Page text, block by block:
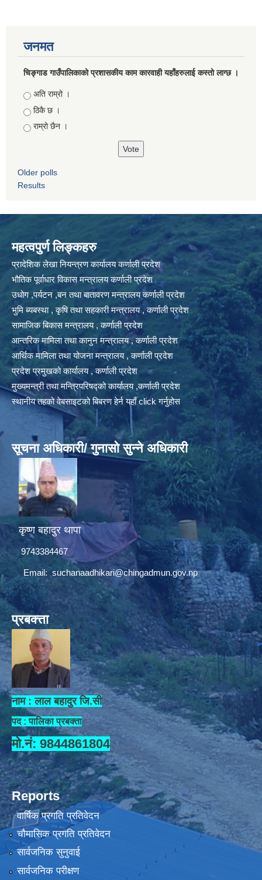
जनमत
चिङ्गाड गाउँपालिकाको प्रशासकीय काम कारवाही यहाँहरुलाई कस्तो लाग्छ ।
Choices
अति राम्रो ।
ठिकै छ ।
राम्रो छैन ।
Older polls
Results
महत्वपुर्ण लिङ्कहरु
प्रादेशिक लेखा नियन्त्रण कार्यालय कर्णाली प्रदेश
भौतिक पूर्वाधार विकास मन्त्रालय कर्णाली प्रदेश
उधोग ,पर्यटन ,बन तथा बातावरण मन्त्रालय कर्णाली प्रदेश
भुमि ब्यबस्था , कृषि तथा सहकारी मन्त्रालय , कर्णाली प्रदेश
सामाजिक बिकास मन्त्रालय , कर्णाली प्रदेश
आन्तरिक मामिला तथा कानुन मन्त्रालय , कर्णाली प्रदेश
आर्थिक मामिला तथा योजना मन्त्रालय , कर्णाली प्रदेश
प्रदेश प्रमुखको कार्यालय , कर्णाली प्रदेश
मुख्यमन्त्री तथा मन्त्रिपरिषद्को कार्यालय ,कर्णाली प्रदेश
स्थानीय तहको वेबसाइटको बिबरण हेर्न यहाँ click गर्नुहोस
सूचना अधिकारी/ गुनासो सुन्ने अधिकारी
कृष्ण बहादुर थापा
9743384467
Email:suchanaadhikari@chingadmun.gov.np
प्रबक्त्ता
नाम : लाल बहादुर जि.सी
पद : पालिका प्रबक्ता
मो.नं: 9844861804
Reports
वार्षिक प्रगति प्रतिवेदन
चौमासिक प्रगति प्रतिवेदन
सार्वजनिक सुनुवाई
सार्वजनिक परीक्षण